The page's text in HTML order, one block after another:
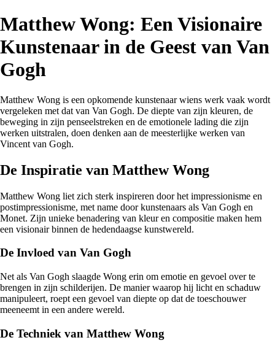
Matthew Wong: Een Visionaire
Kunstenaar in de Geest van Van
Gogh
Matthew Wong is een opkomende kunstenaar wiens werk vaak wordt
vergeleken met dat van Van Gogh. De diepte van zijn kleuren, de
beweging in zijn penseelstreken en de emotionele lading die zijn
werken uitstralen, doen denken aan de meesterlijke werken van
Vincent van Gogh.
De Inspiratie van Matthew Wong
Matthew Wong liet zich sterk inspireren door het impressionisme en
postimpressionisme, met name door kunstenaars als Van Gogh en
Monet. Zijn unieke benadering van kleur en compositie maken hem
een visionair binnen de hedendaagse kunstwereld.
De Invloed van Van Gogh
Net als Van Gogh slaagde Wong erin om emotie en gevoel over te
brengen in zijn schilderijen. De manier waarop hij licht en schaduw
manipuleert, roept een gevoel van diepte op dat de toeschouwer
meeneemt in een andere wereld.
De Techniek van Matthew Wong